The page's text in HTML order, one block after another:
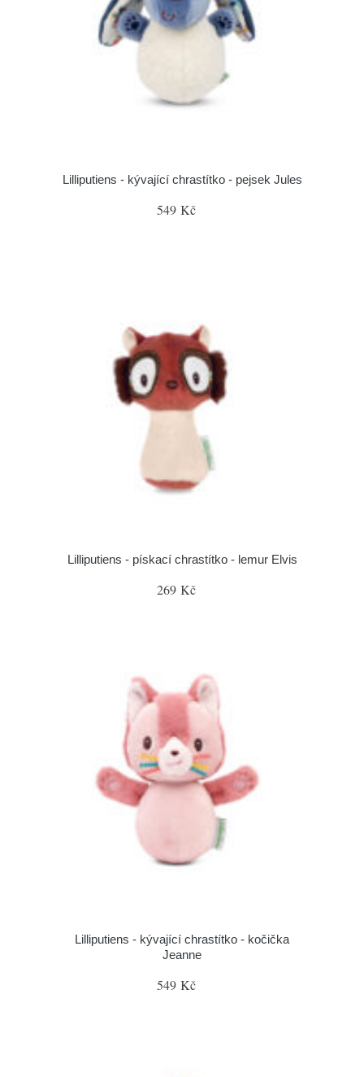
Lilliputiens - kývající chrastítko - pejsek Jules
549 Kč
Lilliputiens - pískací chrastítko - lemur Elvis
269 Kč
Lilliputiens - kývající chrastítko - kočička
Jeanne
549 Kč